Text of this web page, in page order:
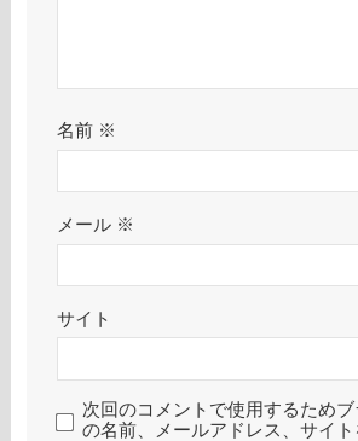
名前 ※
メール ※
サイト
次回のコメントで使用するため
の名前、メールアドレス、サイト